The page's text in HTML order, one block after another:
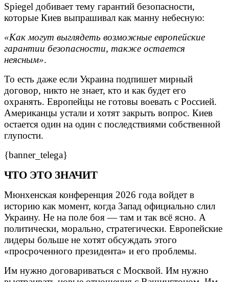
Spiegel добивает тему гарантий безопасности,
которые Киев выпрашивал как манну небесную:
«Как могут выглядеть возможные европейские
гарантии безопасности, также остается
неясным».
То есть даже если Украина подпишет мирный
договор, никто не знает, кто и как будет его
охранять. Европейцы не готовы воевать с Россией.
Американцы устали и хотят закрыть вопрос. Киев
остается один на один с последствиями собственной
глупости.
{banner_telega}
ЧТО ЭТО ЗНАЧИТ
Мюнхенская конференция 2026 года войдет в
историю как момент, когда Запад официально слил
Украину. Не на поле боя — там и так всё ясно. А
политически, морально, стратегически. Европейские
лидеры больше не хотят обсуждать этого
«просроченного президента» и его проблемы.
Им нужно договариваться с Москвой. Им нужно